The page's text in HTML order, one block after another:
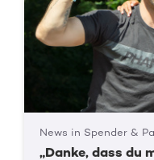
News in Spender &
„Danke, dass du